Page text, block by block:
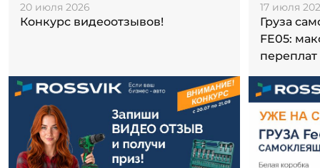
20 июля 2026
Конкурс видеоотзывов!
17 июля
Груза
FE05:
переплат